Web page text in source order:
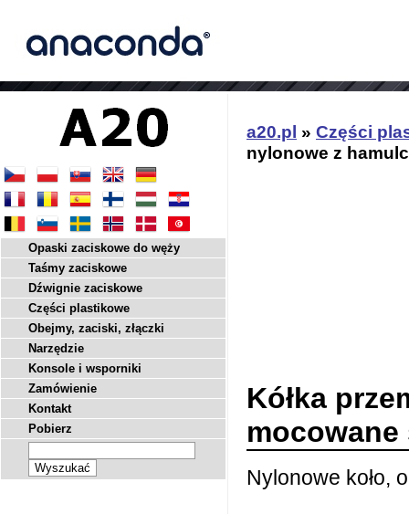
a20.pl » Części
nylonowe z
Kółka
mocowane
Nylonowe koło,
Opaski zaciskowe do węży
Taśmy zaciskowe
Dźwignie zaciskowe
Części plastikowe
Obejmy, zaciski, złączki
Narzędzie
Konsole i wsporniki
Zamówienie
Kontakt
Pobierz